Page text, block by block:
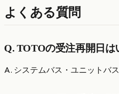
よくある質問
Q. TOTOの受注再開日は
A. システムバス・ユニットバ